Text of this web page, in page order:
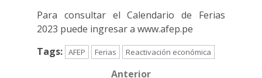
Para consultar el Calendario de Ferias
2023 puede ingresar a www.afep.pe
Tags: AFEP Ferias Reactivación económica
Anterior